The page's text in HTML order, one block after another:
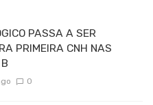
PASSA A SER
PRIMEIRA CNH NAS
0